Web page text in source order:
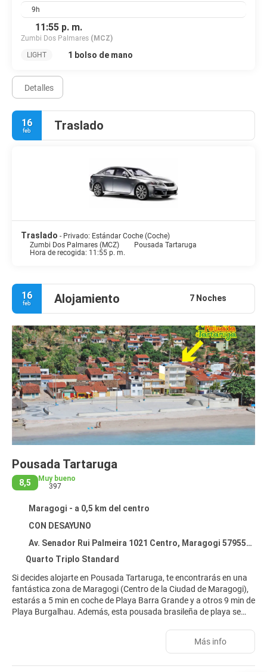
9h
11:55 p. m.
Zumbi Dos Palmares (MCZ)
LIGHT
1 bolso de mano
Detalles
16
feb Traslado
Traslado - Privado: Estándar Coche (Coche)
Zumbi Dos Palmares (MCZ)
Pousada Tartaruga
Hora de recogida: 11:55 p. m.
16
feb Alojamiento 7 Noches
Pousada Tartaruga
8,5
Muy bueno
397
Maragogi - a 0,5 km del centro
CON DESAYUNO
Av. Senador Rui Palmeira 1021 Centro, Maragogi 57955-000
Quarto Triplo Standard
Si decides alojarte en Pousada Tartaruga, te encontrarás en una
fantástica zona de Maragogi (Centro de la Ciudad de Maragogi),
estarás a 5 min en coche de Playa Barra Grande y a otros 9 min de
Playa Burgalhau. Además, esta pousada brasileña de playa se
a tu disposición, no te quedará ni un minuto libre. Encontrarás
Más info